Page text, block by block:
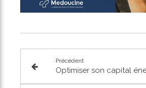
Précédent